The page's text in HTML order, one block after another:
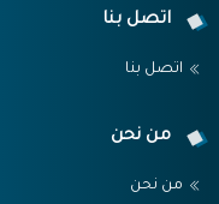
اتصل بنا
اتصل بنا
من نحن
من نحن